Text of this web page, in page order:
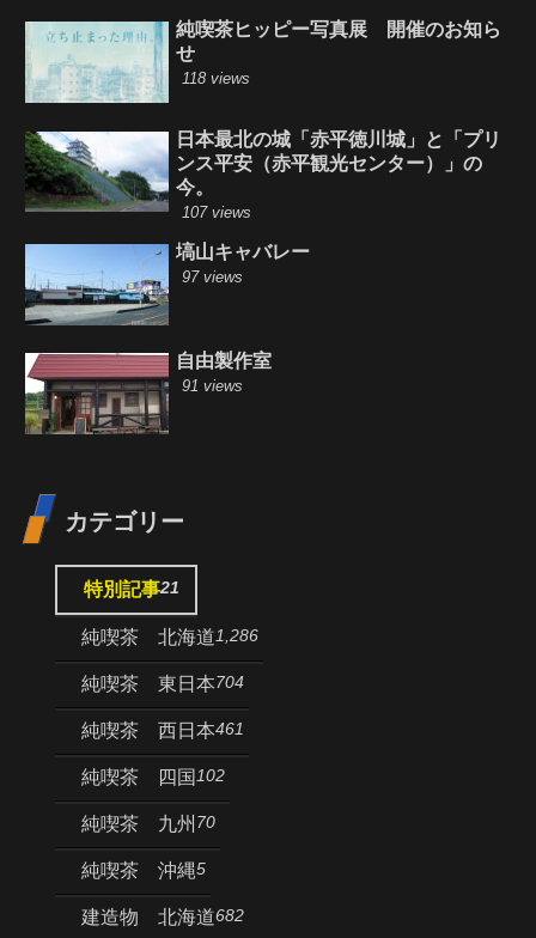
純喫茶ヒッピー写真展 開催のお知ら
せ
118 views
日本最北の城「赤平徳川城」と「プリ
ンス平安（赤平観光センター）」の
今。
107 views
塙山キャバレー
97 views
自由製作室
91 views
カテゴリー
特別記事21
純喫茶 北海道1,286
純喫茶 東日本704
純喫茶 西日本461
純喫茶 四国 102
純喫茶 九州 70
純喫茶 沖縄5
建造物 北海道682